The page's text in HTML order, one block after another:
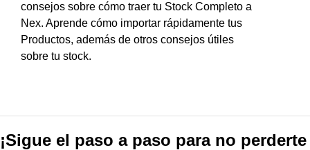
consejos sobre cómo traer tu Stock Completo a
Nex. Aprende cómo importar rápidamente tus
Productos, además de otros consejos útiles
sobre tu stock.
¡Sigue el paso a paso para no perderte